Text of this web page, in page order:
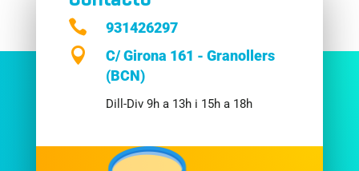
 931426297

C/ Girona 161 - Granollers
(BCN)
Dill-Div 9h a 13h i 15h a 18h